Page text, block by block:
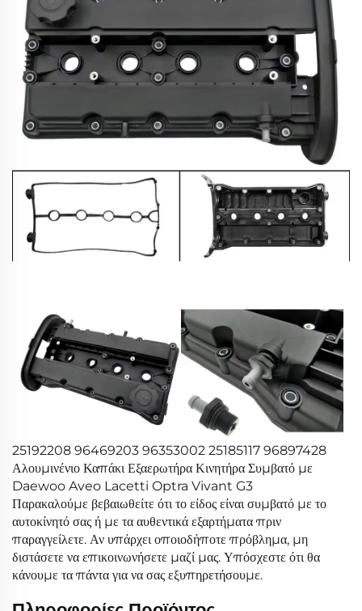
25192208 96469203 96353002 25185117 96897428
Αλουμινένιο Καπάκι Εξαερωτήρα Κινητήρα Συμβατό με
Daewoo Aveo Lacetti Optra Vivant G3
Παρακαλούμε βεβαιωθείτε ότι το είδος είναι συμβατό με το
αυτοκίνητό σας ή με τα αυθεντικά εξαρτήματα πριν
παραγγείλετε. Αν υπάρχει οποιοδήποτε πρόβλημα, μη
διστάσετε να επικοινωνήσετε μαζί μας. Υπόσχεστε ότι θα
κάνουμε τα πάντα για να σας εξυπηρετήσουμε.